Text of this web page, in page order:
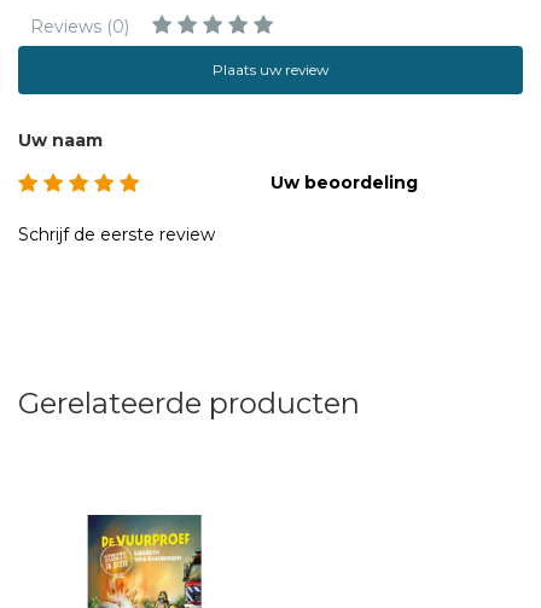
Reviews (0)
Plaats uw review
Uw naam
Uw beoordeling
Schrijf de eerste review
Gerelateerde producten